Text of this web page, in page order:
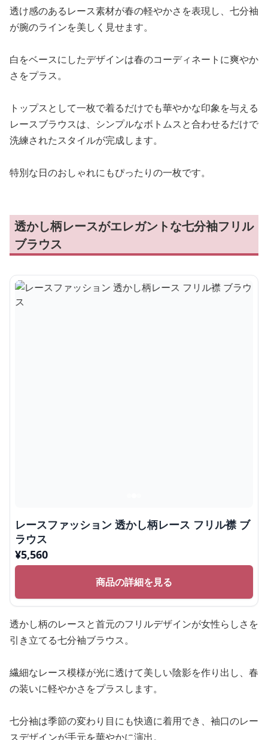
透け感のあるレース素材が春の軽やかさを表現し、七分袖
が腕のラインを美しく見せます。
白をベースにしたデザインは春のコーディネートに爽やか
さをプラス。
トップスとして一枚で着るだけでも華やかな印象を与える
レースブラウスは、シンプルなボトムスと合わせるだけで
洗練されたスタイルが完成します。
特別な日のおしゃれにもぴったりの一枚です。
透かし柄レースがエレガントな七分袖フリル
ブラウス
レースファッション 透かし柄レース フリル襟 ブ
ラウス
¥5,560
商品の詳細を見る
透かし柄のレースと首元のフリルデザインが女性らしさを
引き立てる七分袖ブラウス。
繊細なレース模様が光に透けて美しい陰影を作り出し、春
の装いに軽やかさをプラスします。
七分袖は季節の変わり目にも快適に着用でき、袖口のレー
スデザインが手元を華やかに演出。